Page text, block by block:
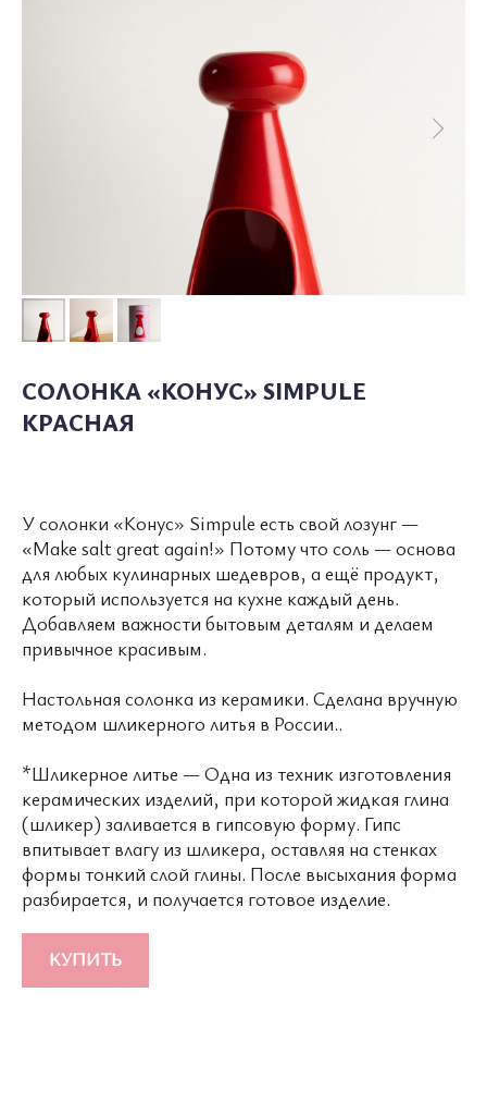
СОЛОНКА «КОНУС» SIMPULE
КРАСНАЯ
У солонки «Конус» Simpule есть свой лозунг —
«Make salt great again!» Потому что соль — основа
для любых кулинарных шедевров, а ещё продукт,
который используется на кухне каждый день.
Добавляем важности бытовым деталям и делаем
привычное красивым.
Настольная солонка из керамики. Сделана вручную
методом шликерного литья в России..
*Шликерное литье — Одна из техник изготовления
керамических изделий, при которой жидкая глина
(шликер) заливается в гипсовую форму. Гипс
впитывает влагу из шликера, оставляя на стенках
формы тонкий слой глины. После высыхания форма
разбирается, и получается готовое изделие.
КУПИТЬ
ПОЛИТИКА КОНФИДЕНЦИАЛЬНОСТИ
УСЛОВИЯ ИСПОЛЬЗОВАНИЯ
О ПОЛКЕ КАТАЛОГ СОТРУДНИЧЕСТВО
MARKETING